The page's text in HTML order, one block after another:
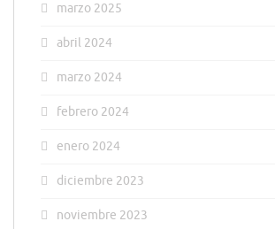
marzo 2025
abril 2024
marzo 2024
febrero 2024
enero 2024
diciembre 2023
noviembre 2023